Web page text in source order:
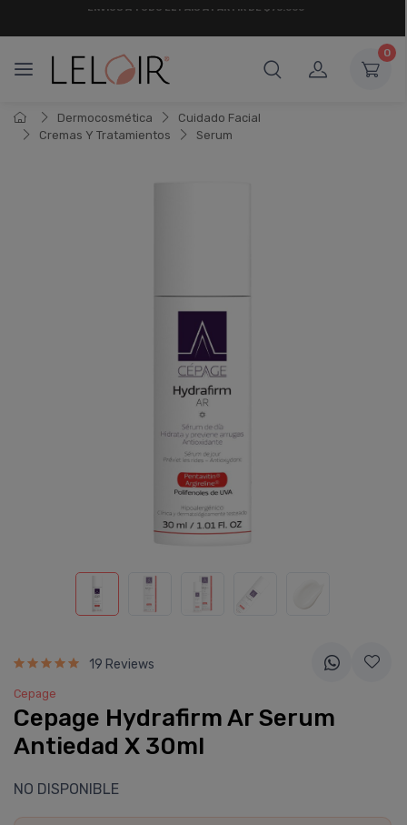
0
Dermocosmética
Cuidado Facial
Cremas Y Tratamientos
Serum
19 Reviews
Cepage
Cepage Hydrafirm Ar Serum
Antiedad X 30ml
NO DISPONIBLE